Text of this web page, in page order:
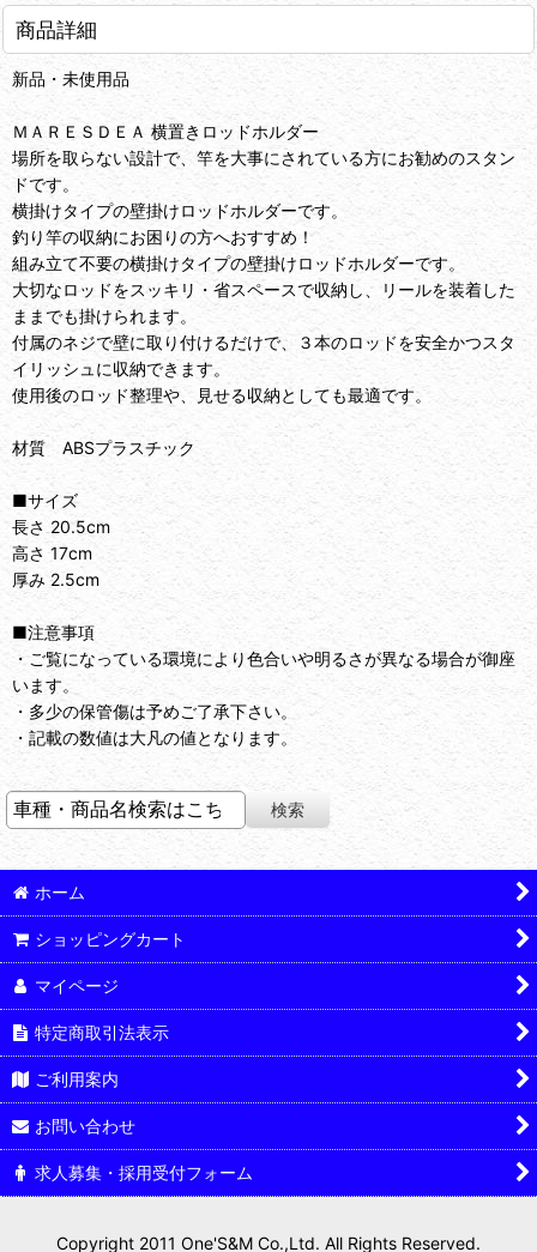
商品詳細
新品・未使用品
ＭＡＲＥＳＤＥＡ 横置きロッドホルダー
場所を取らない設計で、竿を大事にされている方にお勧めのスタン
ドです。
横掛けタイプの壁掛けロッドホルダーです。
釣り竿の収納にお困りの方へおすすめ！
組み立て不要の横掛けタイプの壁掛けロッドホルダーです。
大切なロッドをスッキリ・省スペースで収納し、リールを装着した
ままでも掛けられます。
付属のネジで壁に取り付けるだけで、３本のロッドを安全かつスタ
イリッシュに収納できます。
使用後のロッド整理や、見せる収納としても最適です。
材質 ABSプラスチック
■サイズ
長さ 20.5cm
高さ 17cm
厚み 2.5cm
■注意事項
・ご覧になっている環境により色合いや明るさが異なる場合が御座
います。
・多少の保管傷は予めご了承下さい。
・記載の数値は大凡の値となります。
ホーム
ショッピングカート
マイページ
特定商取引法表示
ご利用案内
お問い合わせ
求人募集・採用受付フォーム
Copyright 2011 One'S&M Co.,Ltd. All Rights Reserved.